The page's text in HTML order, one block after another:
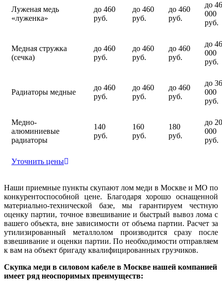
Луженая медь
«луженка»
до 460
руб.
до 460
руб.
до 460
руб.
до
000
руб.
Медная стружка
(сечка)
до 460
руб.
до 460
руб.
до 460
руб.
до
000
руб.
Радиаторы медные
до 460
руб.
до 460
руб.
до 460
руб.
до
000
руб.
Медно-
алюминиевые
радиаторы
140
руб.
160
руб.
180
руб.
до
000
руб.
Уточнить цены
Наши приемные пункты скупают лом меди в Москве и МО по
конкурентоспособной цене. Благодаря хорошо оснащенной
материально-технической базе, мы гарантируем честную
оценку партии, точное взвешивание и быстрый вывоз лома с
вашего объекта, вне зависимости от объема партии. Расчет за
утилизированный металлолом производится сразу после
взвешивание и оценки партии. По необходимости отправляем
к вам на объект бригаду квалифицированных грузчиков.
Скупка меди в силовом кабеле в Москве нашей компанией
имеет ряд неоспоримых преимуществ: